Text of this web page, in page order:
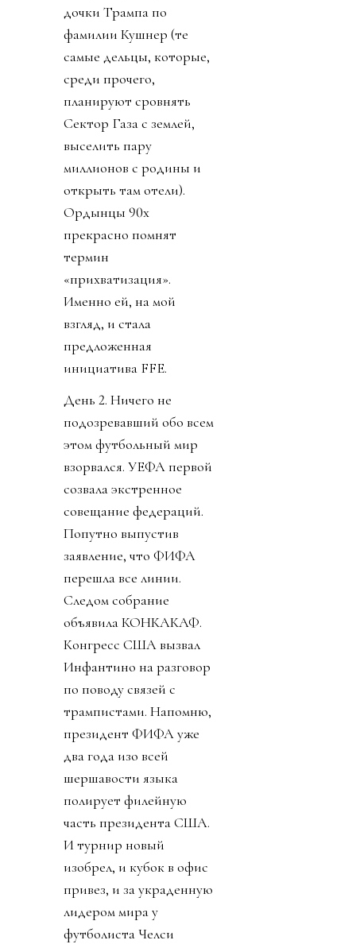
дочки Трампа по
фамилии Кушнер (те
самые дельцы, которые,
среди прочего,
планируют сровнять
Сектор Газа с землей,
выселить пару
миллионов с родины и
открыть там отели).
Ордынцы 90х
прекрасно помнят
термин
«прихватизация».
Именно ей, на мой
взгляд, и стала
предложенная
инициатива FFE.
День 2. Ничего не
подозревавший обо всем
этом футбольный мир
взорвался. УЕФА первой
созвала экстренное
совещание федераций.
Попутно выпустив
заявление, что ФИФА
перешла все линии.
Следом собрание
объявила КОНКАКАФ.
Конгресс США вызвал
Инфантино на разговор
по поводу связей с
трампистами. Напомню,
президент ФИФА уже
два года изо всей
шершавости языка
полирует филейную
часть президента США.
И турнир новый
изобрел, и кубок в офис
привез, и за украденную
лидером мира у
футболиста Челси